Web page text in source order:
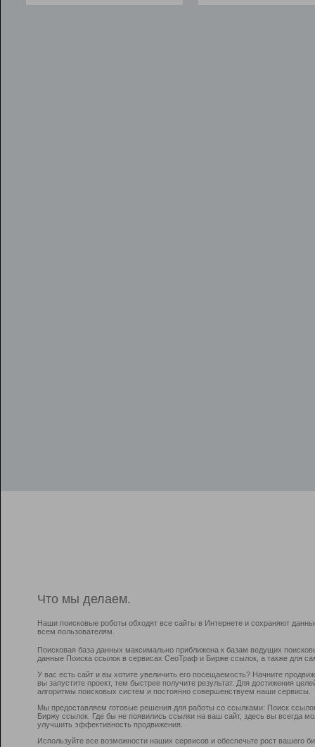
Что мы делаем.
Наши поисковые роботы обходят все сайты в Интернете и сохраняют
всем пользователям.
Поисковая база данных максимально приближена к базам ведущих
данные Поиска ссылок в сервисах СеоТраф и Бирже ссылок, а также для
У вас есть сайт и вы хотите увеличить его посещаемость? Начните
вы запустите проект, тем быстрее получите результат. Для достижения
алгоритмы поисковых систем и постоянно совершенствуем наши сервисы.
Мы предоставляем готовые решения для работы со ссылками: Поиск
Биржу ссылок. Где бы не появились ссылки на ваш сайт, здесь вы всегда
улучшить эффективность продвижения.
Используйте все возможности наших сервисов и обеспечьте рост вашего